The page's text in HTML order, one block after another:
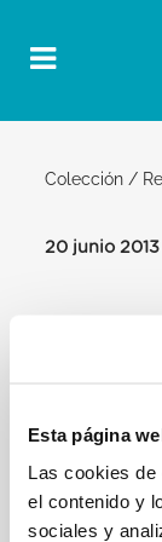
Esta página
Las cookies
el contenido y
sociales y
Colección /
20 junio
AYUDA A
(ROACO)
SALA DEL